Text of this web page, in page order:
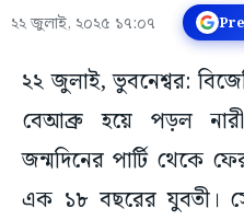
২২ জুলাই, ২০২৫ ১৭:০৭
২২ জুলাই, ভুবনেশ্বর:
বেআব্রু হয়ে পড়ল নারী
জন্মদিনের পার্টি থেকে
এক ১৮ বছরের যুবতী।